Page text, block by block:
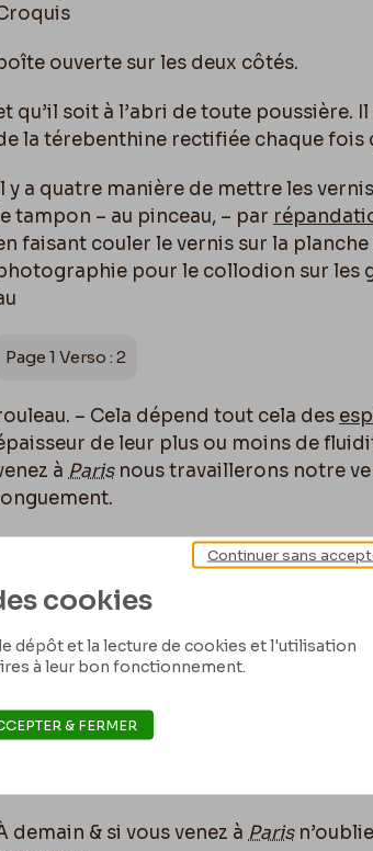
ouverte sur les deux côtés.
qu’il soit à l’abri de toute poussière.
la térebenthine rectifiée chaque fois
y a quatre manière de mettre les
tampon – au pinceau, – par
faisant couler le vernis sur la
pour le collodion sur les
Page 1 Verso : 2
– Cela dépend tout cela des
de leur plus ou moins de
à Parisnous travaillerons notre
le graveur m’a aidé dans ces
formule, la meilleure est son œuvre.
!
Je vous passe la main.
Et notez ceci qui est un axiome : La
transparent
permettrait de faire
de temps que l’on en met
comme de la
demain & si vous venez à Paris
cookies
dépôt et la lecture de cookies et l'utilisation
à leur bon fonctionnement.
Continuer sans
& FERMER